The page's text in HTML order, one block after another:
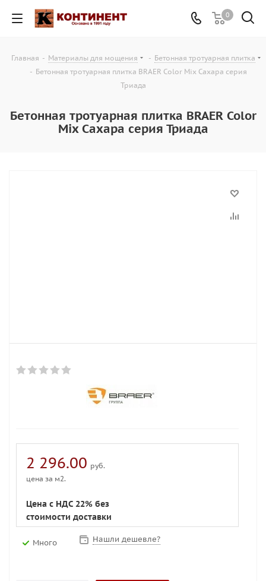
0
Главная - Материалы для мощения - Бетонная тротуарная плитка
- Бетонная тротуарная плитка BRAER Color Mix Сахара серия
Триада
Бетонная тротуарная плитка BRAER Color
Mix Сахара серия Триада
2 296.00 руб.
цена за м2.
Цена с НДС 22% без
стоимости доставки
Много Нашли дешевле?